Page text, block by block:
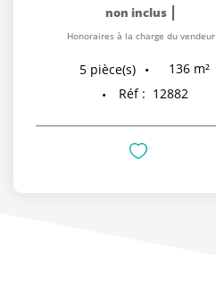
non inclus |
Honoraires à la charge du vendeur
5 pièce(s) 136 m²
Réf : 12882